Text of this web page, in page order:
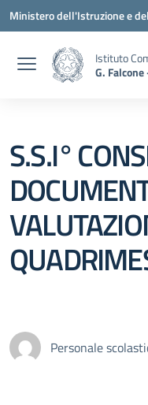
Vai ai contenuti
Vai al menu di navigazione
Vai al footer
Ministero dell'Istruzione e
Istituto
G.
S.S.I°
Personale